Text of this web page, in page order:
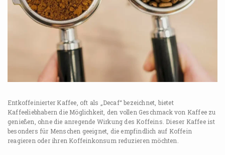
Entkoffeinierter Kaffee, oft als „Decaf“ bezeichnet, bietet
Kaffeeliebhabern die Möglichkeit, den vollen Geschmack von Kaffee zu
genießen, ohne die anregende Wirkung des Koffeins. Dieser Kaffee ist
besonders für Menschen geeignet, die empfindlich auf Koffein
reagieren oder ihren Koffeinkonsum reduzieren möchten.